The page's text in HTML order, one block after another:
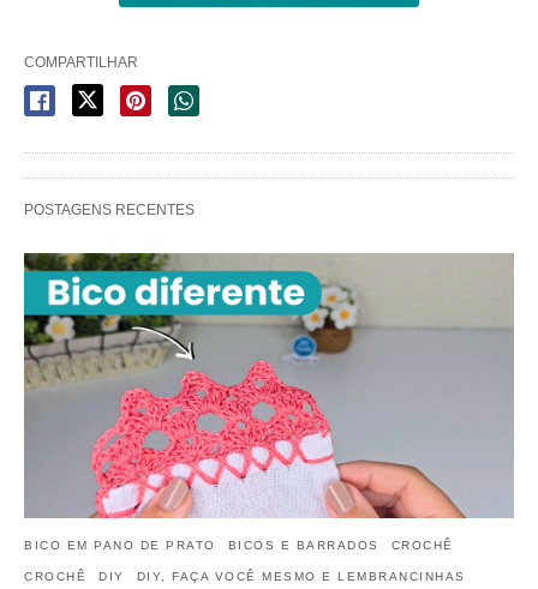
COMPARTILHAR
POSTAGENS RECENTES
BICO EM PANO DE PRATO BICOS E BARRADOS CROCHÊ
CROCHÊ DIY DIY, FAÇA VOCÊ MESMO E LEMBRANCINHAS